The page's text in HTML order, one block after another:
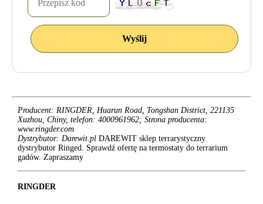
Producent: RINGDER, Huarun Road, Tongshan District, 221135
Xuzhou, Chiny, telefon: 4000961962; Strona producenta:
www.ringder.com
Dystrybutor: Darewit.pl DAREWIT sklep terrarystyczny
dystrybutor Ringed. Sprawdź ofertę na termostaty do terrarium
gadów. Zapraszamy
RINGDER